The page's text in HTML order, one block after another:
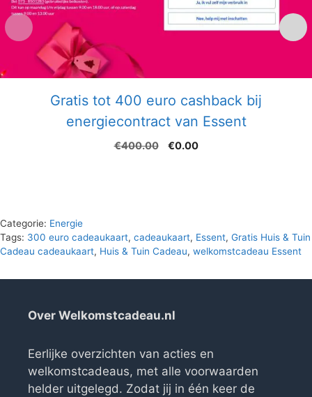
Gratis tot 400 euro cashback bij
energiecontract van Essent
€400.00
Oorspronkelijke
€0.00Huidige
Categorie: Energie
Tags: 300 euro cadeaukaart, cadeaukaart, Essent, Gratis Huis & Tuin
Cadeau cadeaukaart, Huis & Tuin Cadeau, welkomstcadeau Essent
Over Welkomstcadeau.nl
Eerlijke overzichten van acties en
welkomstcadeaus, met alle voorwaarden
helder uitgelegd. Zodat jij in één keer de